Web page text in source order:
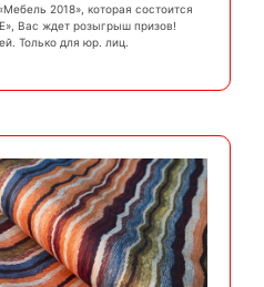
2018», которая состоится
Вас ждет розыгрыш призов!
Только для юр. лиц.